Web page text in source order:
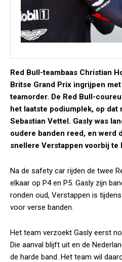
Red Bull-teambaas Christian
Britse Grand Prix ingrijpen
teamorder. De Red Bull-
het laatste podiumplek, op dat
Sebastian Vettel. Gasly was
oudere banden reed, en werd
snellere Verstappen voorbij te
Na de safety car rijden de twee
elkaar op P4 en P5. Gasly zijn
ronden oud, Verstappen is
voor verse banden.
Het team verzoekt Gasly eerst
Die aanval blijft uit en de
de harde band. Het team wil